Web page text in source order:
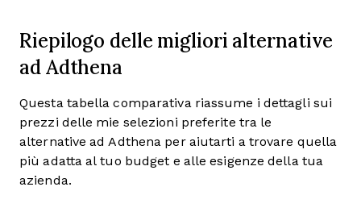
Riepilogo delle migliori alternative
ad Adthena
Questa tabella comparativa riassume i dettagli sui
prezzi delle mie selezioni preferite tra le
alternative ad Adthena per aiutarti a trovare quella
più adatta al tuo budget e alle esigenze della tua
azienda.